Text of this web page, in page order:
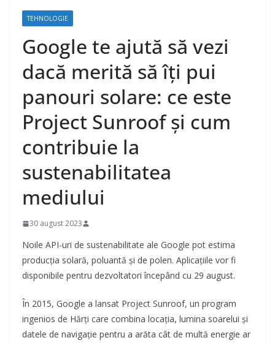
TEHNOLOGIE
Google te ajută să vezi
dacă merită să îți pui
panouri solare: ce este
Project Sunroof și cum
contribuie la
sustenabilitatea
mediului
30 august 2023
Noile API-uri de sustenabilitate ale Google pot estima
producția solară, poluantă și de polen. Aplicațiile vor fi
disponibile pentru dezvoltatori începând cu 29 august.
În 2015, Google a lansat Project Sunroof, un program
ingenios de Hărți care combina locația, lumina soarelui și
datele de navigație pentru a arăta cât de multă energie ar